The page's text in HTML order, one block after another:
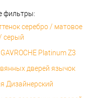
фильтры:
серебро / матовое
серый
Platinum Z3
дверей язычок
Дизайнерский